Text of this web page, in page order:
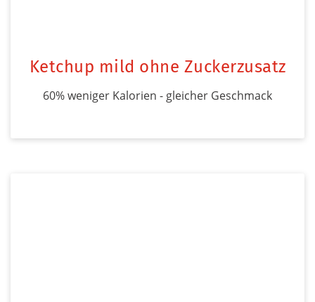
Ketchup mild ohne Zuckerzusatz
60% weniger Kalorien - gleicher Geschmack